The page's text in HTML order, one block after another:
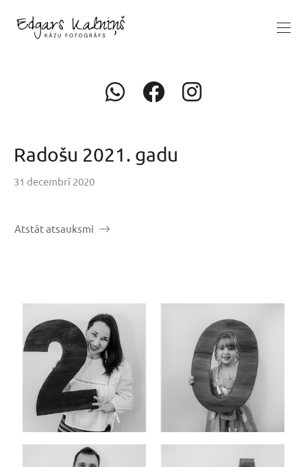
Radošu 2021. gadu
31 decembrī 2020
Atstāt atsauksmi